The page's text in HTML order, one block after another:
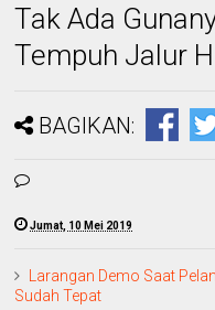
Tak Ada
Tempuh Jalur
BAGIKAN:
Jumat, 10 Mei 2019
Larangan Demo Saat
Sudah Tepat